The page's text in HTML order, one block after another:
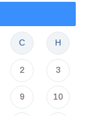
С Н
2 3
9 10